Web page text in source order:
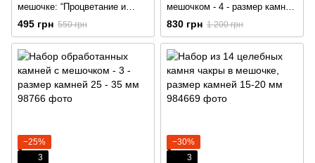
мешочке: “Процветание и
защита“ размер камней 10-20
495 грн 550 грн
мешочком - 4 - размер камней
18 - 24 мм
830 грн 1 200 грн
−25%
3
−30%
3